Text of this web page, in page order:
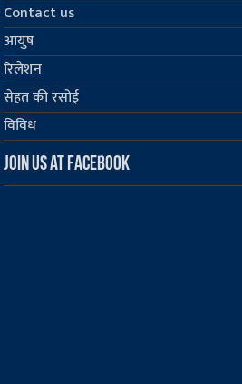
Contact us
आयुष
रिलेशन
सेहत की रसोई
विविध
Join us at Facebook